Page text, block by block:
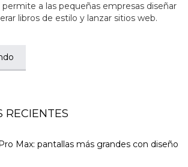
a las pequeñas empresas diseñar
libros de estilo y lanzar sitios web.
RECIENTES
Max: pantallas más grandes con diseño